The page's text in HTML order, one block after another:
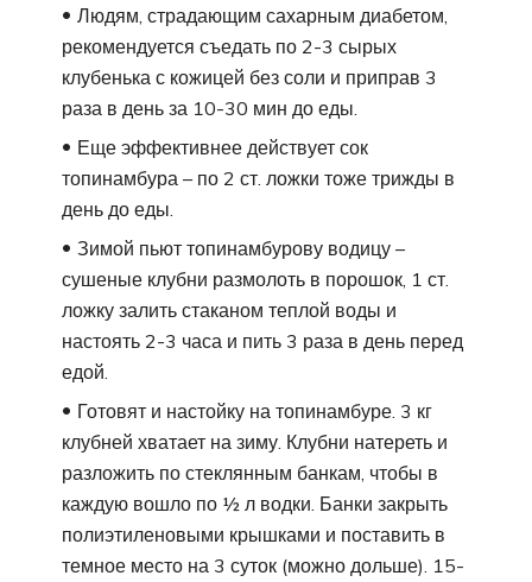
Людям, страдающим сахарным диабетом,
рекомендуется съедать по 2-3 сырых
клубенька с кожицей без соли и приправ 3
раза в день за 10-30 мин до еды.
Еще эффективнее действует сок
топинамбура – по 2 ст. ложки тоже трижды в
день до еды.
Зимой пьют топинамбурову водицу –
сушеные клубни размолоть в порошок, 1 ст.
ложку залить стаканом теплой воды и
настоять 2-3 часа и пить 3 раза в день перед
едой.
Готовят и настойку на топинамбуре. 3 кг
клубней хватает на зиму. Клубни натереть и
разложить по стеклянным банкам, чтобы в
каждую вошло по ½ л водки. Банки закрыть
полиэтиленовыми крышками и поставить в
темное место на 3 суток (можно дольше). 15-